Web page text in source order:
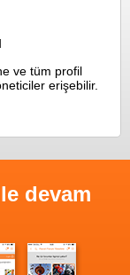
ve tüm profil
erişebilir.
devam